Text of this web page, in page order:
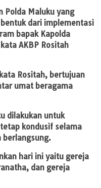
Polda Maluku yang
dari implementasi
bapak Kapolda
AKBP Rositah
Rositah, bertujuan
umat beragama
dilakukan untuk
kondusif selama
berlangsung.
hari ini yaitu gereja
dan gereja